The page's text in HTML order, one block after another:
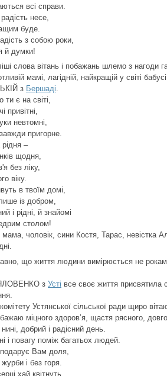
всі справи.
несе,
буде.
з собою роки,
й думки!
слова вітань і побажань шлемо з нагоди
мамі, лагідній, найкращій у світі
з Бершаді.
ти є на світі,
привітні,
невтомні,
пригорне.
–
щодня,
без ліку,
віку.
в твоїм домі,
із добром,
і рідні, й знайомі
столом!
чоловік, сини Костя, Тарас, невістка
що життя людини вимірюється не
ЯЛОВЕНКО з Усті все своє життя присвятила
комітету Устянської сільської ради щиро
міцного здоров’я, щастя рясного,
добрий і радісний день.
і повагу поміж багатьох людей.
Вам доля,
і без горя.
хай квітнуть,